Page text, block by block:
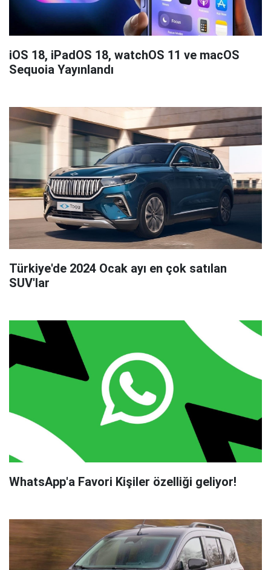
iOS 18, iPadOS 18, watchOS 11 ve macOS
Sequoia Yayınlandı
Türkiye'de 2024 Ocak ayı en çok satılan
SUV'lar
WhatsApp'a Favori Kişiler özelliği geliyor!